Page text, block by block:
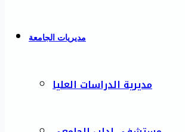
مديريات الجامعة
مديرية الدراسات العليا